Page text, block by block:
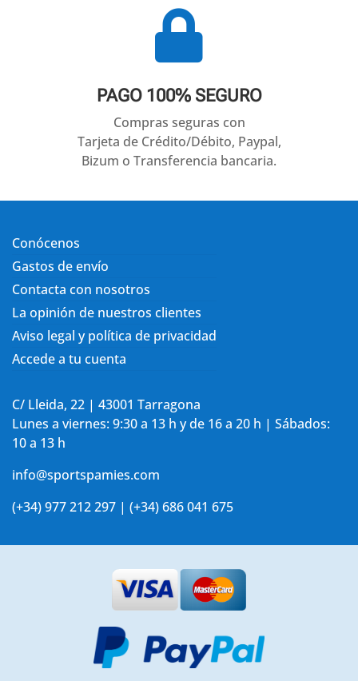

PAGO 100% SEGURO
Compras seguras con
Tarjeta de Crédito/Débito, Paypal,
Bizum o Transferencia bancaria.
Conócenos
Gastos de envío
Contacta con nosotros
La opinión de nuestros clientes
Aviso legal y política de privacidad
Accede a tu cuenta
C/ Lleida, 22 | 43001 Tarragona
Lunes a viernes: 9:30 a 13 h y de 16 a 20 h | Sábados:
10 a 13 h
info@sportspamies.com
(+34) 977 212 297 | (+34) 686 041 675